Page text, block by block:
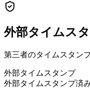
外部タイムス
第三者のタイムスタン
外部タイムスタンプ
外部タイムスタンプ済